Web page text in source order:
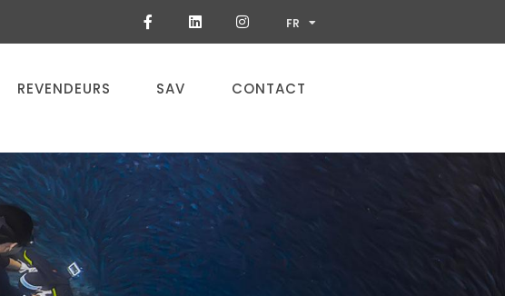
FR
PT
REVENDEURS SAV CONTACT